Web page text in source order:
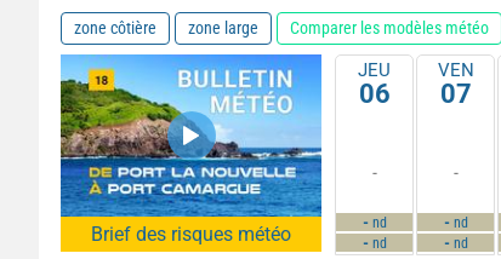
zone côtière zone large Comparer les modèles météo
Brief des risques météo
JEU
06
-
-nd
-nd
VEN
07
-
-nd
-nd